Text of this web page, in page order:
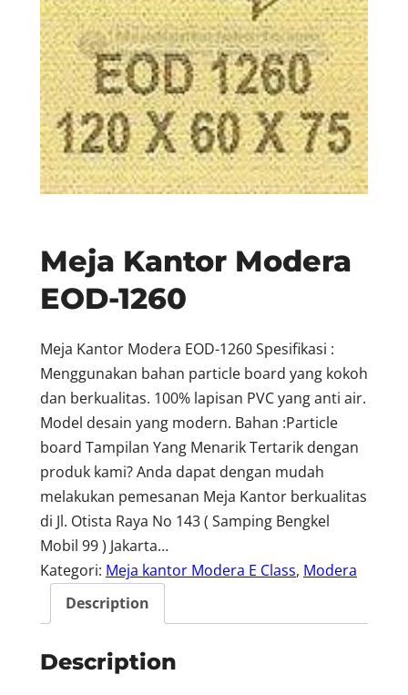
Meja Kantor Modera
EOD-1260
Meja Kantor Modera EOD-1260 Spesifikasi :
Menggunakan bahan particle board yang kokoh
dan berkualitas. 100% lapisan PVC yang anti air.
Model desain yang modern. Bahan :Particle
board Tampilan Yang Menarik Tertarik dengan
produk kami? Anda dapat dengan mudah
melakukan pemesanan Meja Kantor berkualitas
di Jl. Otista Raya No 143 ( Samping Bengkel
Mobil 99 ) Jakarta…
Kategori: Meja kantor Modera E Class, Modera
Description
Description